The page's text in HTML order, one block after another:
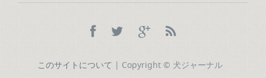
このサイトについて | Copyright © 犬ジャーナル